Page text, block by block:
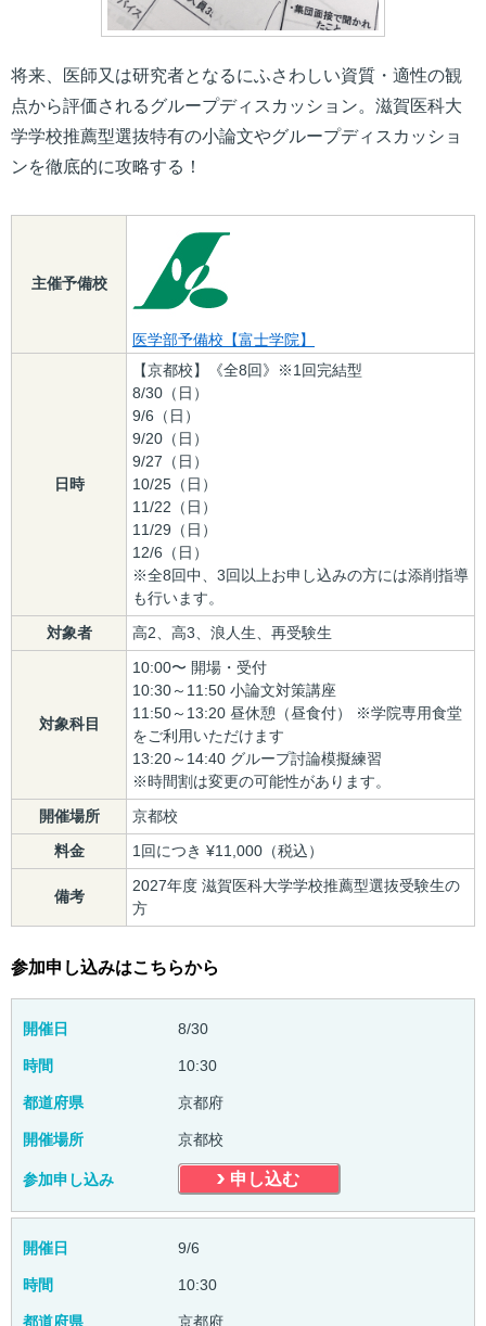
将来、医師又は研究者となるにふさわしい資質・適性の観
点から評価されるグループディスカッション。滋賀医科大
学学校推薦型選抜特有の小論文やグループディスカッショ
ンを徹底的に攻略する！
主催予備校
医学部予備校【富士学院】
日時
【京都校】《全8回》※1回完結型
8/30（日）
9/6（日）
9/20（日）
9/27（日）
10/25（日）
11/22（日）
11/29（日）
12/6（日）
※全8回中、3回以上お申し込みの方には添削指導
も行います。
対象者
高2、高3、浪人生、再受験生
対象科目
10:00〜 開場・受付
10:30～11:50 小論文対策講座
11:50～13:20 昼休憩（昼食付） ※学院専用食堂
をご利用いただけます
13:20～14:40 グループ討論模擬練習
※時間割は変更の可能性があります。
開催場所
京都校
料金
1回につき ¥11,000（税込）
備考
2027年度 滋賀医科大学学校推薦型選抜受験生の
方
参加申し込みはこちらから
開催日 8/30
時間 10:30
都道府県 京都府
開催場所 京都校
参加申し込み 申し込む
開催日 9/6
時間 10:30
都道府県 京都府